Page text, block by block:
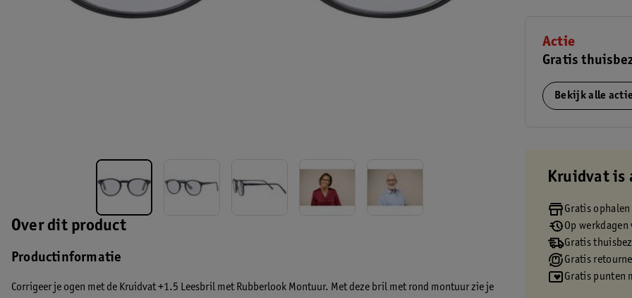
Over dit product
Productinformatie
Corrigeer je ogen met de Kruidvat +1.5 Leesbril met Rubberlook Montuur. Met deze bril met rond montuur zie je
Actie
Gratis
Bekijk alle
Kruidvat is
Gratis
Op
Gratis
Gratis
Gratis punten